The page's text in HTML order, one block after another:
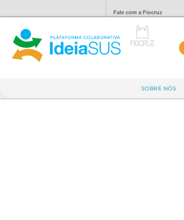
Fale com a Fiocruz
SOBRE NÓS